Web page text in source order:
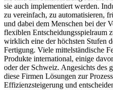
sie auch implementiert werden.
zu vereinfach, zu automatisieren,
und dabei dem Menschen bei der
flexiblen Entscheidungsspielraum
wirklich eine der höchsten Stufen
Fertigung. Viele mittelständische
Produkte international, einige
oder der Schweiz. Angesichts des
diese Firmen Lösungen zur
Effizienzsteigerung und